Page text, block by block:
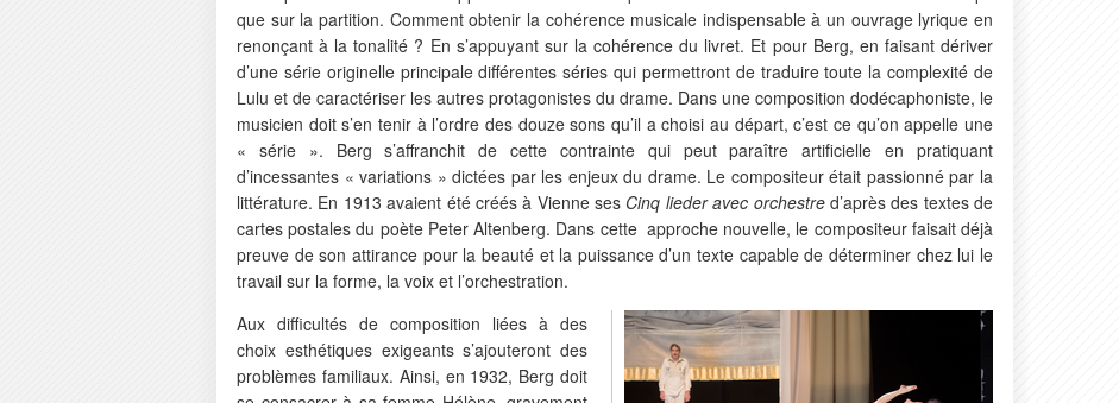
que sur la partition. Comment obtenir la cohérence musicale indispensable à un ouvrage lyrique en
renonçant à la tonalité ? En s’appuyant sur la cohérence du livret. Et pour Berg, en faisant dériver
d’une série originelle principale différentes séries qui permettront de traduire toute la complexité de
Lulu et de caractériser les autres protagonistes du drame. Dans une composition dodécaphoniste, le
musicien doit s’en tenir à l’ordre des douze sons qu’il a choisi au départ, c’est ce qu’on appelle une
« série ». Berg s’affranchit de cette contrainte qui peut paraître artificielle en pratiquant
d’incessantes « variations » dictées par les enjeux du drame. Le compositeur était passionné par la
littérature. En 1913 avaient été créés à Vienne ses Cinq lieder avec orchestred’après des textes de
cartes postales du poète Peter Altenberg. Dans cette approche nouvelle, le compositeur faisait déjà
preuve de son attirance pour la beauté et la puissance d’un texte capable de déterminer chez lui le
travail sur la forme, la voix et l’orchestration.
Aux difficultés de composition liées à des
choix esthétiques exigeants s’ajouteront des
problèmes familiaux. Ainsi, en 1932, Berg doit